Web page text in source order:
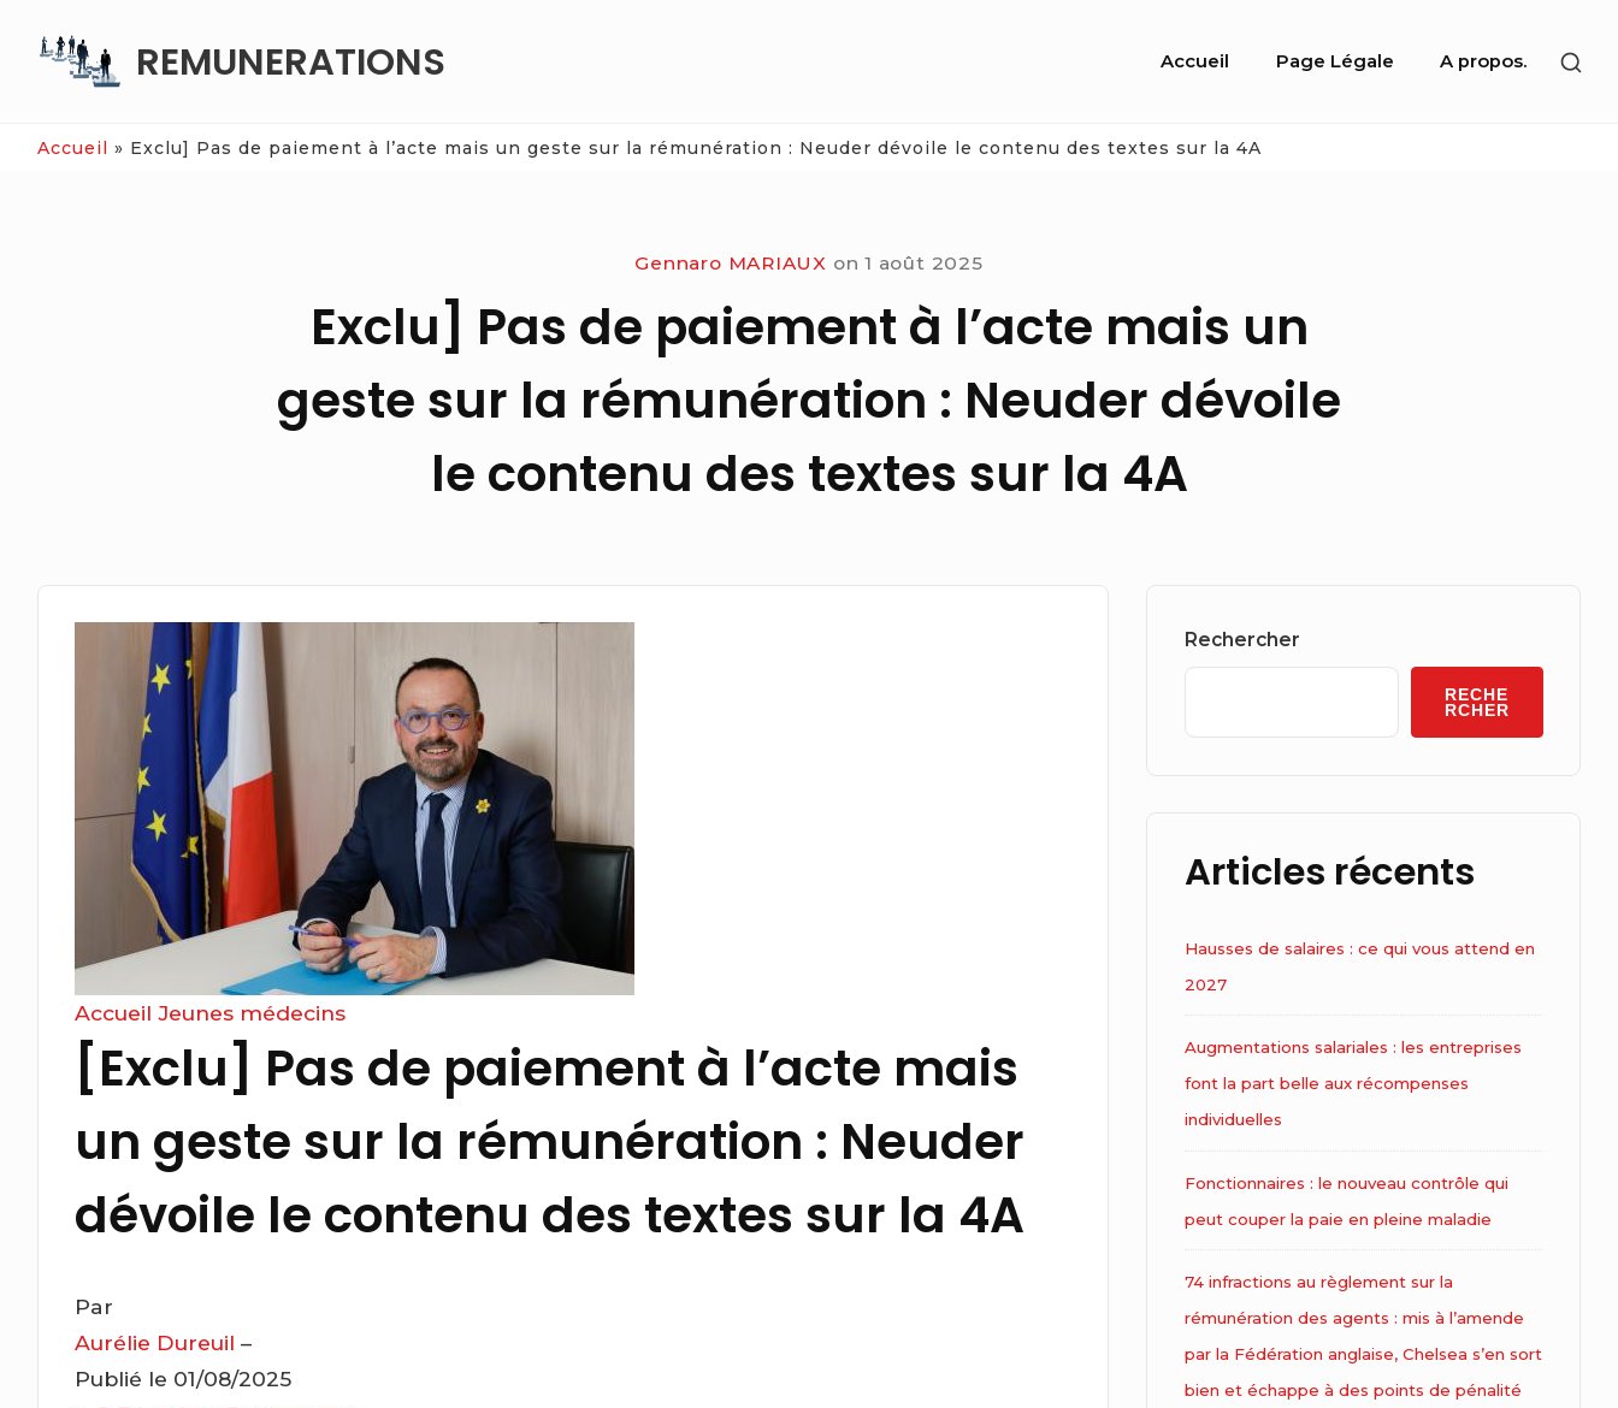
REMUNERATIONS
Site
Accueil Page Légale A propos.
Accueil » Exclu] Pas de paiement à l’acte mais un geste sur la rémunération : Neuder dévoile le contenu des textes sur la 4A
Gennaro MARIAUX on 1 août 2025
Exclu] Pas de paiement à l’acte mais un
geste sur la rémunération : Neuder dévoile
le contenu des textes sur la 4A
Accueil Jeunes médecins
[Exclu] Pas de paiement à l’acte mais
un geste sur la rémunération : Neuder
dévoile le contenu des textes sur la 4A
Par
Aurélie Dureuil –
Publié le 01/08/2025
Widget
Rechercher
RECHE
RCHER
Articles récents
Hausses de salaires : ce qui vous attend en
2027
Augmentations salariales : les entreprises
font la part belle aux récompenses
individuelles
Fonctionnaires : le nouveau contrôle qui
peut couper la paie en pleine maladie
74 infractions au règlement sur la
rémunération des agents : mis à l’amende
par la Fédération anglaise, Chelsea s’en sort
bien et échappe à des points de pénalité